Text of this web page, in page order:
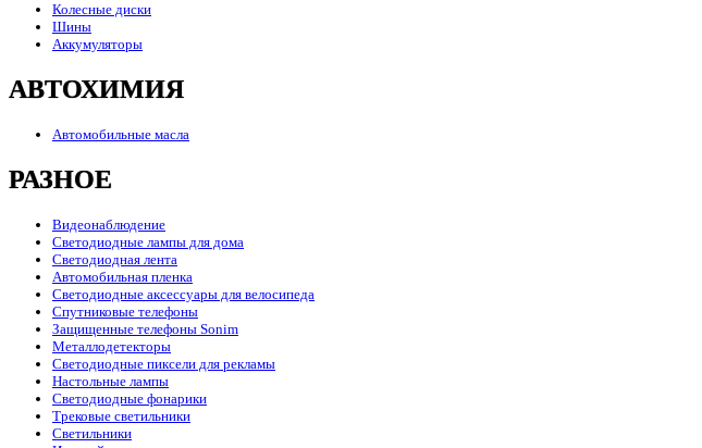
Колесные диски
Шины
Аккумуляторы
АВТОХИМИЯ
Автомобильные масла
РАЗНОЕ
Видеонаблюдение
Светодиодные лампы для дома
Светодиодная лента
Автомобильная пленка
Светодиодные аксессуары для велосипеда
Спутниковые телефоны
Защищенные телефоны Sonim
Металлодетекторы
Светодиодные пиксели для рекламы
Настольные лампы
Светодиодные фонарики
Трековые светильники
Светильники